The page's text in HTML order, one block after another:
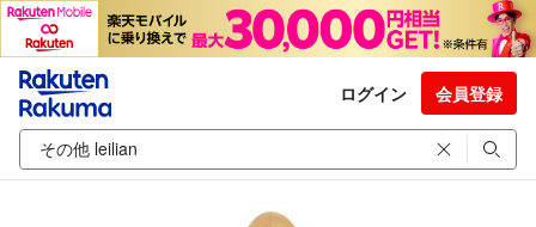
ログイン 会員登録